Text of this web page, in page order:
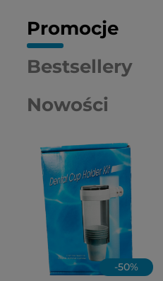
Promocje
Nowości
Bestsellery
-50%